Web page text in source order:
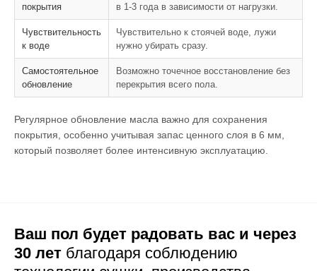
покрытия
в 1-3 года в зависимости от нагрузки.
Чувствительность
к воде
Чувствительно к стоячей воде, лужи
нужно убирать сразу.
Самостоятельное
обновление
Возможно точечное восстановление без
перекрытия всего пола.
Регулярное обновление масла важно для сохранения
покрытия, особенно учитывая запас ценного слоя в 6 мм,
который позволяет более интенсивную эксплуатацию.
Ваш пол будет радовать вас и через
30 лет благодаря соблюдению